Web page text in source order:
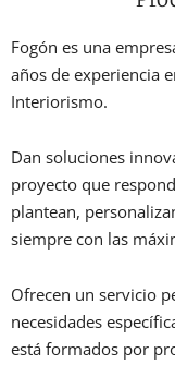
Fogón es una
años de experiencia
Interiorismo.
Dan soluciones
proyecto que
plantean,
siempre con las
Ofrecen un servicio
necesidades
está formados por